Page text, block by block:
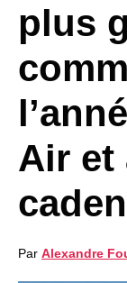
plus
Air et
Par Alexandre